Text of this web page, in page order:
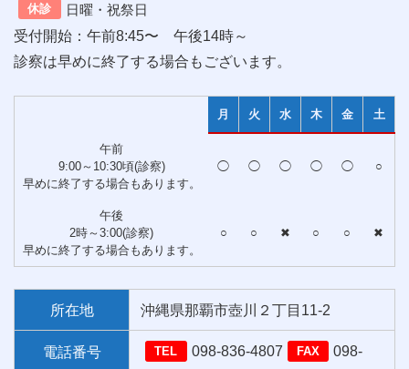
休診 日曜・祝祭日
受付開始：午前8:45〜 午後14時～
診察は早めに終了する場合もございます。
月 火 水 木 金 土
午前
9:00～10:30頃(診察)
早めに終了する場合もあります。
◯ ◯ ◯ ◯ ◯ ○
午後
2時～3:00(診察)
早めに終了する場合もあります。
○ ○ ✖ ○ ○ ✖
所在地 沖縄県那覇市壺川２丁目11-2
電話番号
TEL 098-836-4807 FAX
098-